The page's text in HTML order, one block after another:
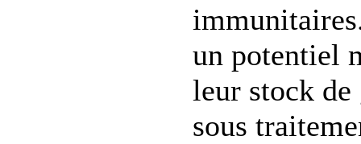
un potentiel
leur stock de
sous